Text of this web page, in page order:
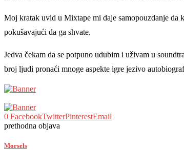
Moj kratak uvid u Mixtape mi daje samopouzdanje da
pokušavajući da ga shvate.
Jedva čekam da se potpuno udubim i uživam u
broj ljudi pronaći mnoge aspekte igre jezivo
0 FacebookTwitterPinterestEmail
prethodna objava
Morsels